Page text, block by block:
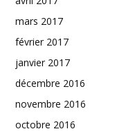
mars 2017
février 2017
janvier 2017
décembre 2016
novembre 2016
octobre 2016